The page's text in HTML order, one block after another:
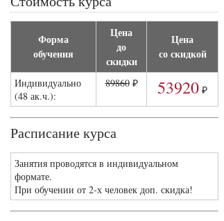
персональных данных (телефон) с
целью обработки моей заявки. Я
ознакомлен(а) с моим правом
отозвать данное согласие в любой
момент
Принимаюполитику
конфиденциальности.
Форма
обучения
Цена
до
скидки
Цена
со скидкой
Индивидуально
(48 ак.ч.):
89860₽ 53920 ₽
Расписание курса
Занятия проводятся в индивидуальном
формате.
При обучении от 2-х человек доп. скидка!